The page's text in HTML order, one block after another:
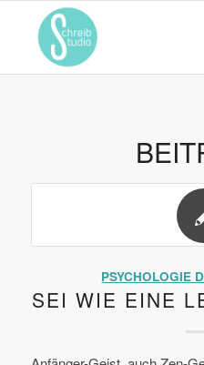
PSYCHOLOGIE
SEI WIE EINE